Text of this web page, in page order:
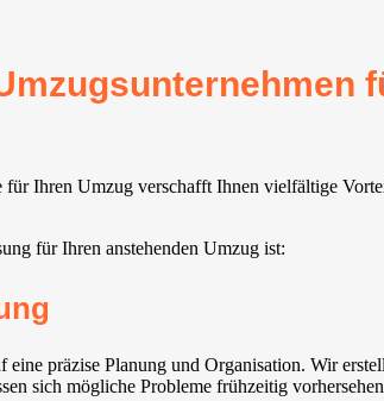
Ihren Umzug verschafft Ihnen vielfältige
für Ihren anstehenden Umzug ist:
präzise Planung und Organisation. Wir
sich mögliche Probleme frühzeitig